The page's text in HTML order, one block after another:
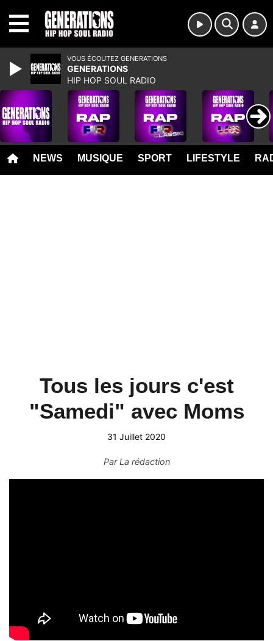
NEWS MUSIQUE SPORT LIFESTYLE
Tous les jours c'est
"Samedi" avec Moms
31 Juillet 2020
ParLa rédaction
VOUS ÉCOUTEZ GENERATIONS
GENERATIONS
HIP HOP SOUL RADIO